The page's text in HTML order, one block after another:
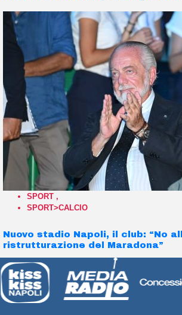
SPORT ,
SPORT>CALCIO
Nuovo stadio Napoli, il club: “No
ristrutturazione del Maradona”